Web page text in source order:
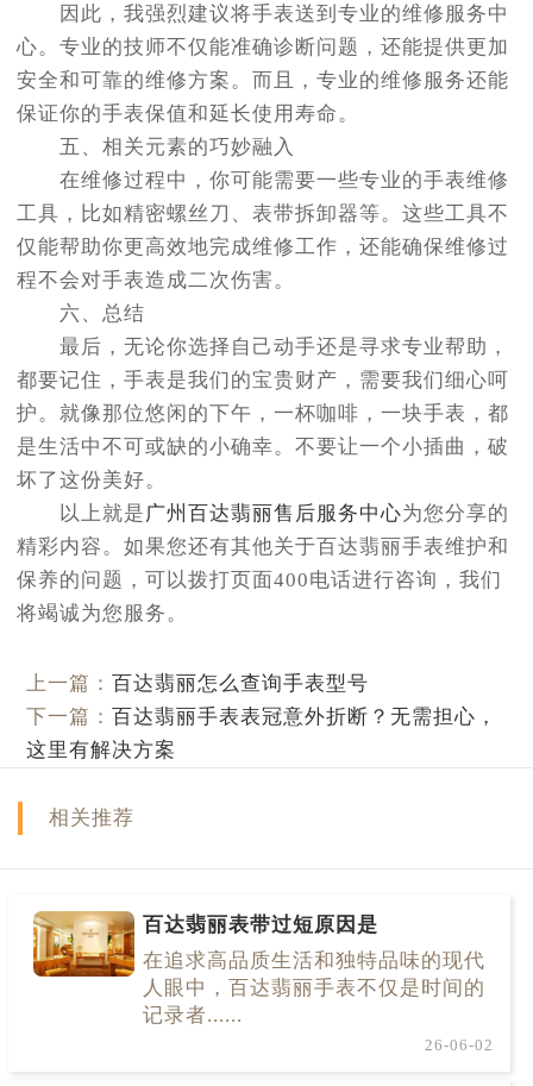
因此，我强烈建议将手表送到专业的维修服务中
心。专业的技师不仅能准确诊断问题，还能提供更加
安全和可靠的维修方案。而且，专业的维修服务还能
保证你的手表保值和延长使用寿命。
五、相关元素的巧妙融入
在维修过程中，你可能需要一些专业的手表维修
工具，比如精密螺丝刀、表带拆卸器等。这些工具不
仅能帮助你更高效地完成维修工作，还能确保维修过
程不会对手表造成二次伤害。
六、总结
最后，无论你选择自己动手还是寻求专业帮助，
都要记住，手表是我们的宝贵财产，需要我们细心呵
护。就像那位悠闲的下午，一杯咖啡，一块手表，都
是生活中不可或缺的小确幸。不要让一个小插曲，破
坏了这份美好。
以上就是 广州百达翡丽售后服务中心为您分享的
精彩内容。如果您还有其他关于百达翡丽手表维护和
保养的问题，可以拨打页面400电话进行咨询，我们
将竭诚为您服务。
上一篇： 百达翡丽怎么查询手表型号
下一篇： 百达翡丽手表表冠意外折断？无需担心，
这里有解决方案
相关推荐
百达翡丽表带过短原因是
在追求高品质生活和独特品味的现代
人眼中，百达翡丽手表不仅是时间的
记录者......
26-06-02